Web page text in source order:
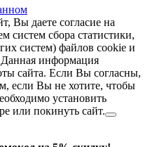
Вы даете согласие на
систем сбора статистики,
систем) файлов cookie и
информация
сайта. Если Вы согласны,
если Вы не хотите, чтобы
установить
или покинуть сайт.